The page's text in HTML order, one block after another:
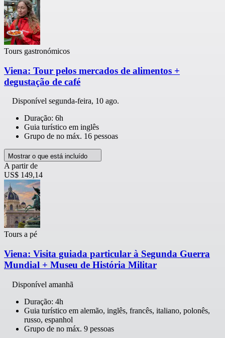
Tours gastronómicos
Viena: Tour pelos mercados de alimentos +
degustação de café
Disponível segunda-feira, 10 ago.
Duração: 6h
Guia turístico em inglês
Grupo de no máx. 16 pessoas
Mostrar o que está incluído
A partir de
US$ 149,14
Tours a pé
Viena: Visita guiada particular à Segunda Guerra
Mundial + Museu de História Militar
Disponível amanhã
Duração: 4h
Guia turístico em alemão, inglês, francês, italiano, polonês,
russo, espanhol
Grupo de no máx. 9 pessoas